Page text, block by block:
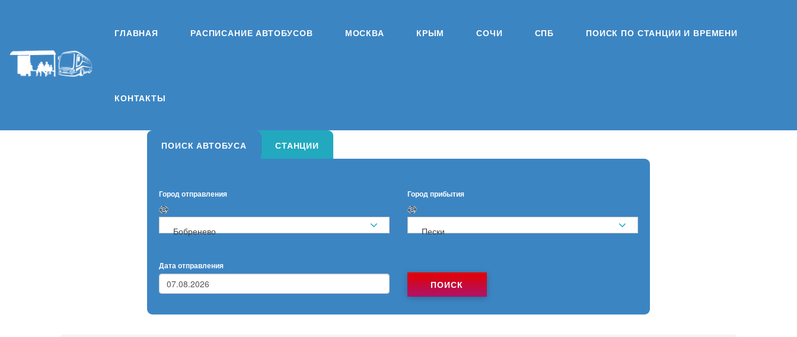
ГЛАВНАЯ РАСПИСАНИЕ АВТОБУСОВ МОСКВА КРЫМ СОЧИ СПБ ПОИСК ПО СТАНЦИИ И ВРЕМЕНИ
КОНТАКТЫ
ПОИСК АВТОБУСА СТАНЦИИ
Город отправления
Бобренево
Город прибытия
Пески
Дата отправления
ПОИСК